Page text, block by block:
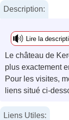
Description:
Lire la
Le château de
plus exactement
Pour les visites,
liens situé ci-
Liens Utiles: